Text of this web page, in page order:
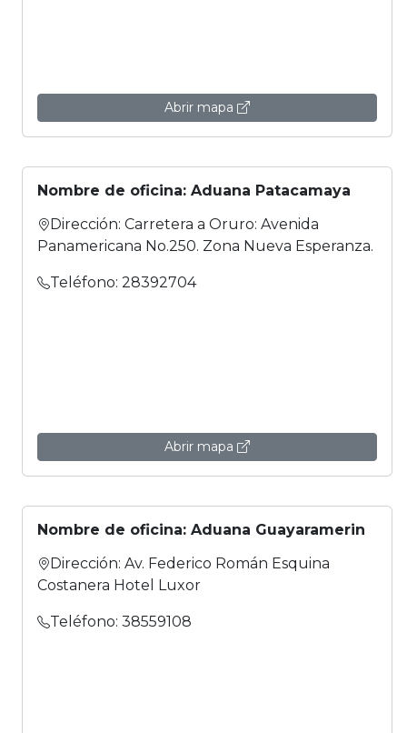
Abrir mapa
Nombre de oficina: Aduana Patacamaya
Dirección: Carretera a Oruro: Avenida
Panamericana No.250. Zona Nueva Esperanza.
Teléfono: 28392704
Abrir mapa
Nombre de oficina: Aduana Guayaramerin
Dirección: Av. Federico Román Esquina
Costanera Hotel Luxor
Teléfono: 38559108